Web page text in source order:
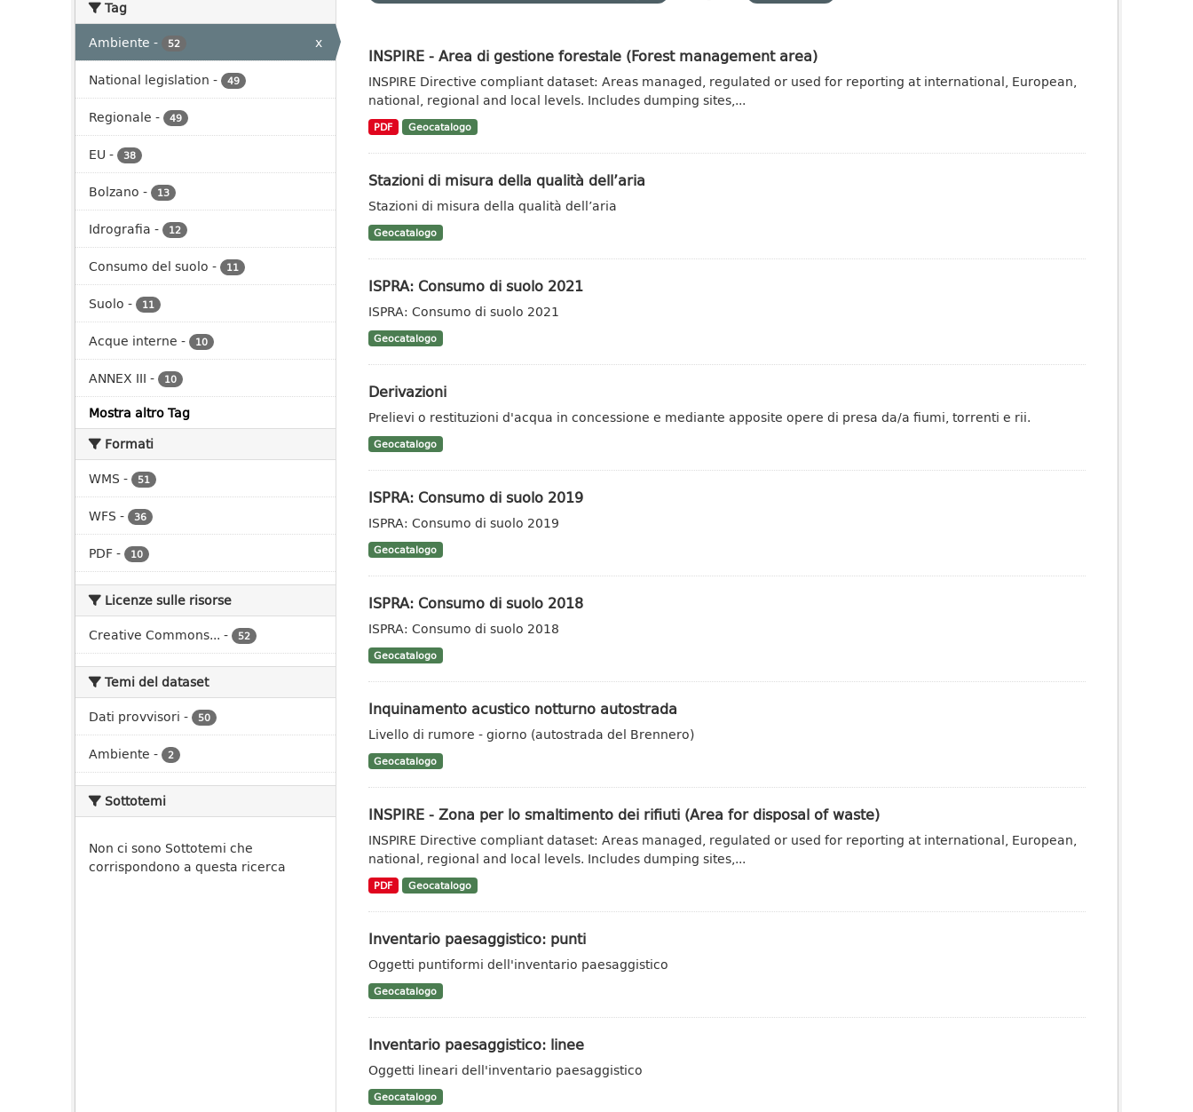
Tag
Ambiente - 52
x
National legislation - 49
Regionale - 49
EU - 38
Bolzano - 13
Idrografia - 12
Consumo del suolo - 11
Suolo - 11
Acque interne - 10
ANNEX III - 10
Mostra altro Tag
Formati
WMS - 51
WFS - 36
PDF- 10
Licenze sulle risorse
Creative Commons... - 52
Temi del dataset
Dati provvisori - 50
Ambiente - 2
Sottotemi
Non ci sono Sottotemi che
corrispondono a questa ricerca
INSPIRE - Area di gestione forestale (Forest management area)
INSPIRE Directive compliant dataset: Areas managed, regulated or used for reporting at international, European,
national, regional and local levels. Includes dumping sites,...
PDF Geocatalogo
Stazioni di misura della qualità dell’aria
Stazioni di misura della qualità dell’aria
Geocatalogo
ISPRA: Consumo di suolo 2021
ISPRA: Consumo di suolo 2021
Geocatalogo
Derivazioni
Prelievi o restituzioni d'acqua in concessione e mediante apposite opere di presa da/a fiumi, torrenti e rii.
Geocatalogo
ISPRA: Consumo di suolo 2019
ISPRA: Consumo di suolo 2019
Geocatalogo
ISPRA: Consumo di suolo 2018
ISPRA: Consumo di suolo 2018
Geocatalogo
Inquinamento acustico notturno autostrada
Livello di rumore - giorno (autostrada del Brennero)
Geocatalogo
INSPIRE - Zona per lo smaltimento dei rifiuti (Area for disposal of waste)
INSPIRE Directive compliant dataset: Areas managed, regulated or used for reporting at international, European,
national, regional and local levels. Includes dumping sites,...
PDF Geocatalogo
Inventario paesaggistico: punti
Oggetti puntiformi dell'inventario paesaggistico
Geocatalogo
Inventario paesaggistico: linee
Oggetti lineari dell'inventario paesaggistico
Geocatalogo